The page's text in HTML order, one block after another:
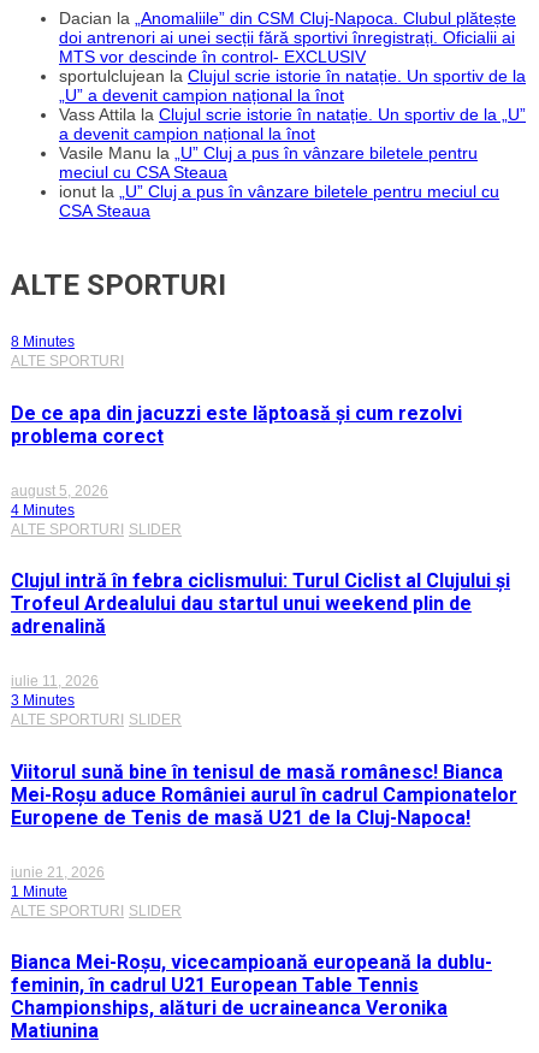
Dacian la „Anomaliile” din CSM Cluj-Napoca. Clubul plătește
doi antrenori ai unei secții fără sportivi înregistrați. Oficialii ai
MTS vor descinde în control- EXCLUSIV
sportulclujean la Clujul scrie istorie în natație. Un sportiv de la
„U” a devenit campion național la înot
Vass Attila la Clujul scrie istorie în natație. Un sportiv de la „U”
a devenit campion național la înot
Vasile Manu la „U” Cluj a pus în vânzare biletele pentru
meciul cu CSA Steaua
ionut la „U” Cluj a pus în vânzare biletele pentru meciul cu
CSA Steaua
ALTE SPORTURI
8 Minutes
ALTE SPORTURI
De ce apa din jacuzzi este lăptoasă și cum rezolvi
problema corect
august 5, 2026
4 Minutes
ALTE SPORTURI SLIDER
Clujul intră în febra ciclismului: Turul Ciclist al Clujului și
Trofeul Ardealului dau startul unui weekend plin de
adrenalină
iulie 11, 2026
3 Minutes
ALTE SPORTURI
SLIDER
Viitorul sună bine în tenisul de masă românesc! Bianca
Mei-Roșu aduce României aurul în cadrul Campionatelor
Europene de Tenis de masă U21 de la Cluj-Napoca!
iunie 21, 2026
1 Minute
ALTE SPORTURI SLIDER
Bianca Mei-Roșu, vicecampioană europeană la dublu-
feminin, în cadrul U21 European Table Tennis
Championships, alături de ucraineanca Veronika
Matiunina